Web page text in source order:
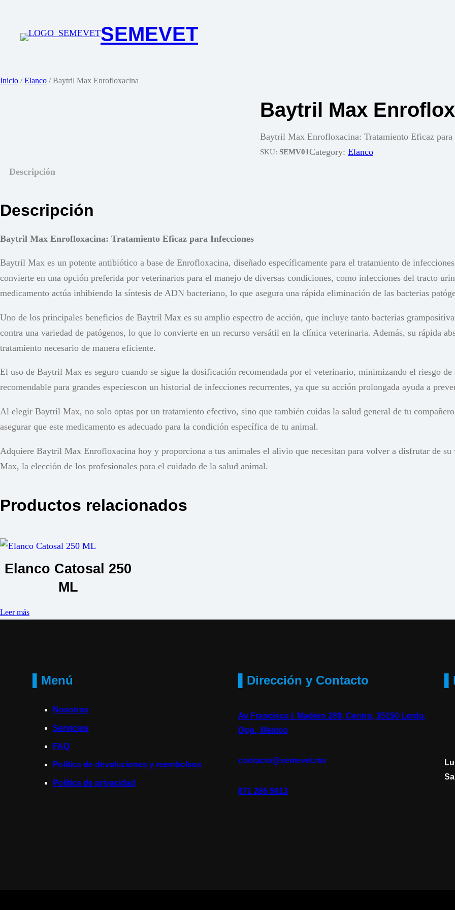
contenido
SEMEVET
Inicio /Elanco / Baytril Max Enrofloxacina
Baytril Max
Baytril Max Enrofloxacina: Tratamiento Eficaz
SKU: SEMV01Category: Elanco
Descripción
Descripción
Baytril Max Enrofloxacina: Tratamiento Eficaz para Infecciones
Baytril Max es un potente antibiótico a base de Enrofloxacina, diseñado específicamente para el tratamiento de
convierte en una opción preferida por veterinarios para el manejo de diversas condiciones, como infecciones del tracto
medicamento actúa inhibiendo la síntesis de ADN bacteriano, lo que asegura una rápida eliminación de las bacterias
Uno de los principales beneficios de Baytril Max es su amplio espectro de acción, que incluye tanto bacterias
contra una variedad de patógenos, lo que lo convierte en un recurso versátil en la clínica veterinaria. Además, su rápida
tratamiento necesario de manera eficiente.
El uso de Baytril Max es seguro cuando se sigue la dosificación recomendada por el veterinario, minimizando el riesgo de
recomendable para grandes especiescon un historial de infecciones recurrentes, ya que su acción prolongada ayuda a
Al elegir Baytril Max, no solo optas por un tratamiento efectivo, sino que también cuidas la salud general de tu
asegurar que este medicamento es adecuado para la condición específica de tu animal.
Adquiere Baytril Max Enrofloxacina hoy y proporciona a tus animales el alivio que necesitan para volver a disfrutar de
Max, la elección de los profesionales para el cuidado de la salud animal.
Productos relacionados
Elanco Catosal 250
ML
Leer más
▌Menú
Nosotros
Servicios
FAQ
Política de devoluciones y reembolsos
Política de privacidad
▌Dirección y Contacto
Av Francisco I. Madero 289, Centro, 35150 Lerdo,
Dgo., Mexico
contacto@semevet.mx
871 286 5013